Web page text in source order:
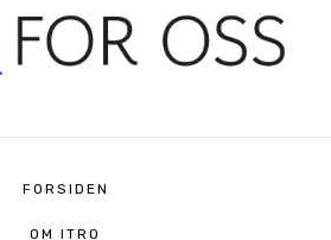
FORSIDEN
OM ITRO